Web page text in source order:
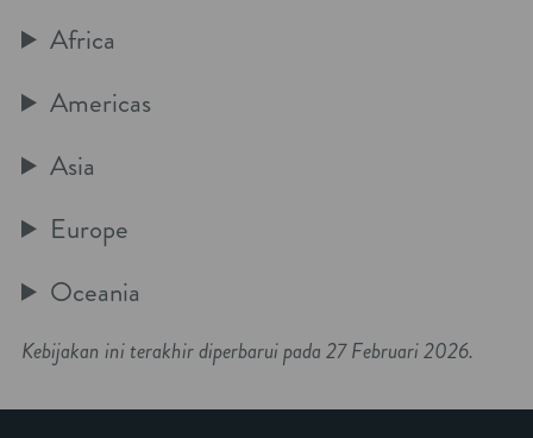
Africa
Americas
Asia
Europe
Oceania
Kebijakan ini terakhir diperbarui pada 27 Februari 2026.